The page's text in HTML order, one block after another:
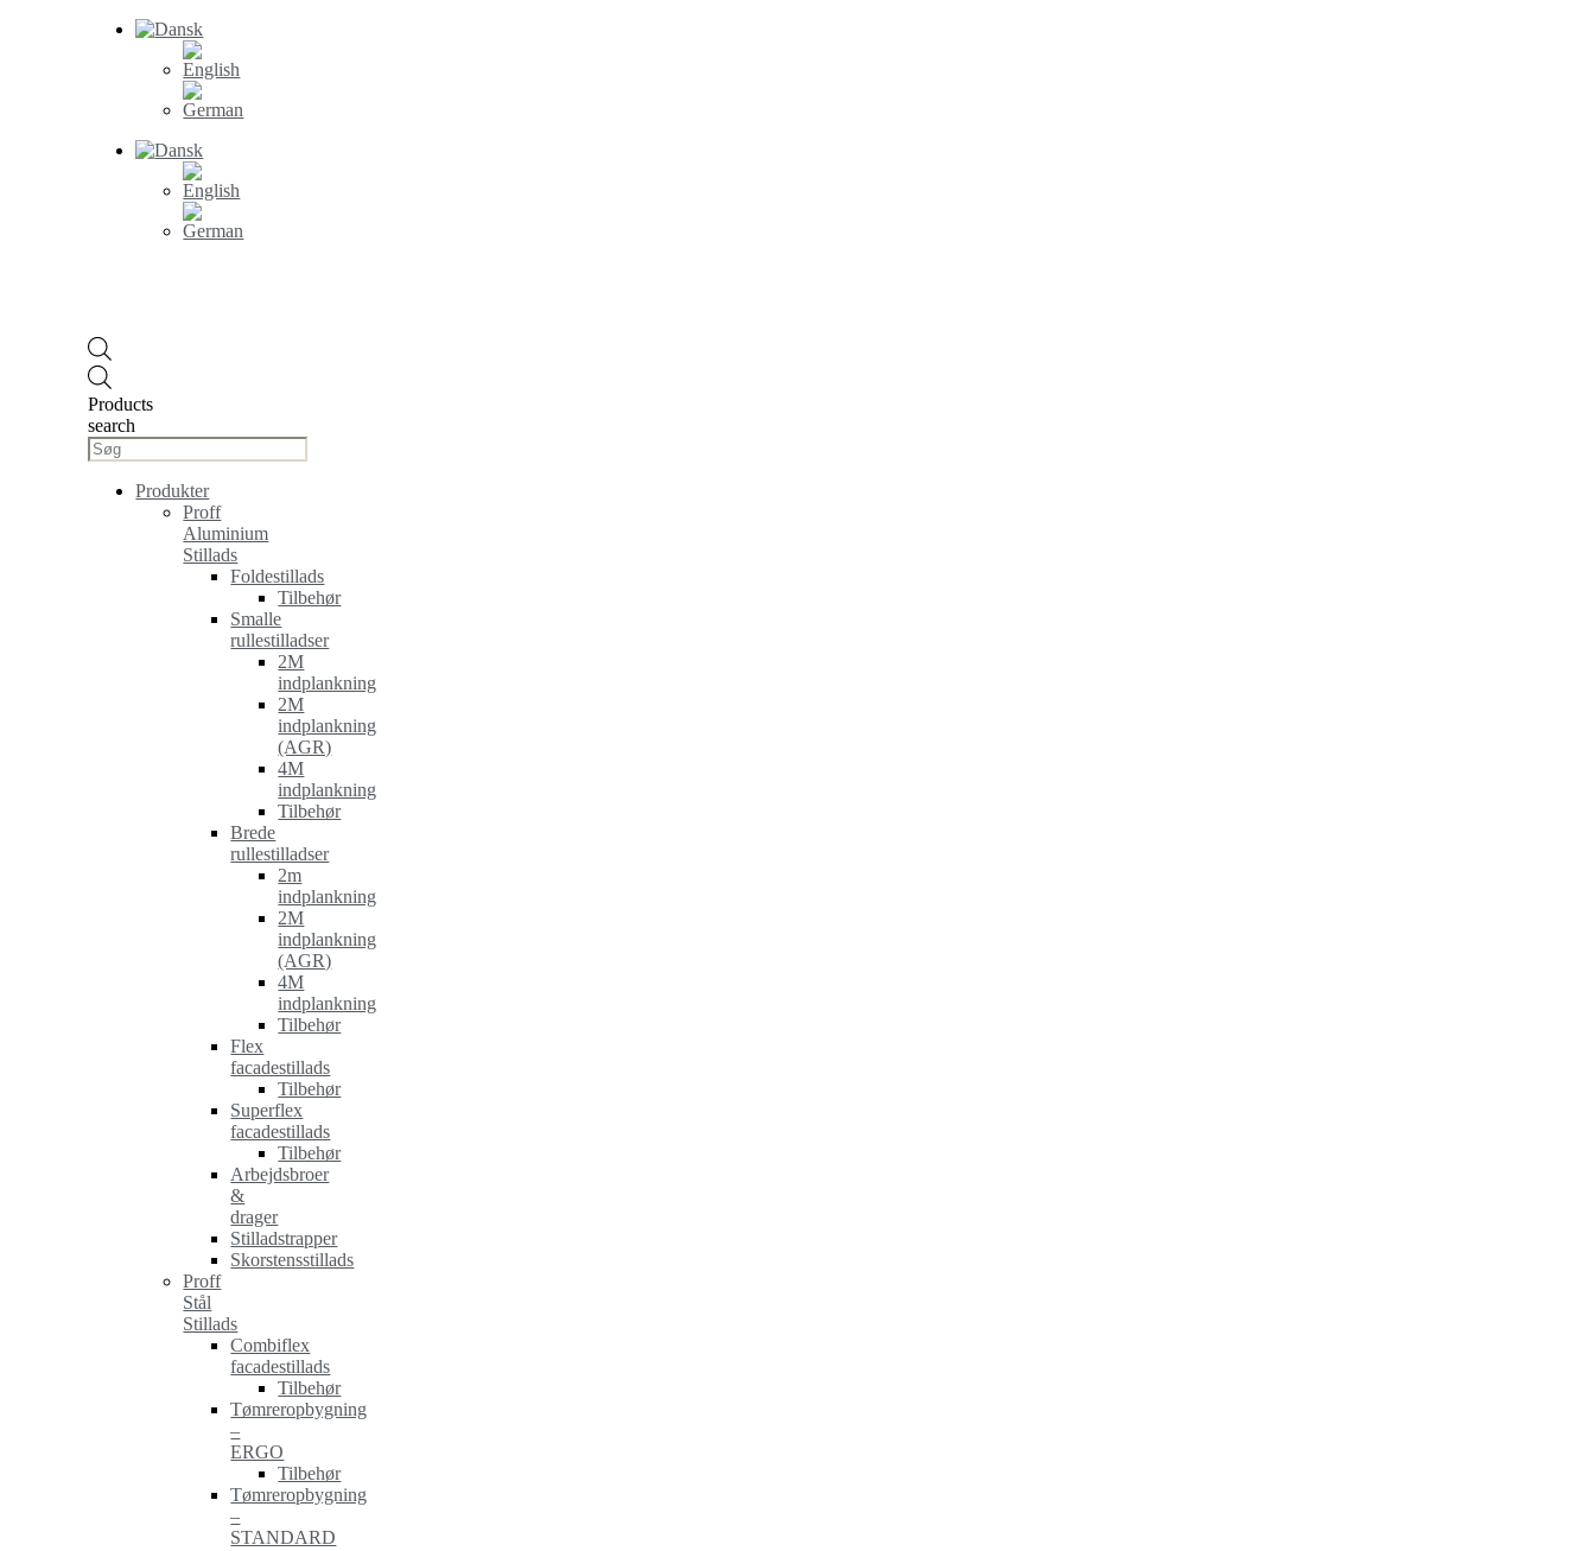
Products
search
Produkter
Proff
Aluminium
Stillads
Foldestillads
Tilbehør
Smalle
rullestilladser
2M
indplankning
2M
indplankning
(AGR)
4M
indplankning
Tilbehør
Brede
rullestilladser
2m
indplankning
2M
indplankning
(AGR)
4M
indplankning
Tilbehør
Flex
facadestillads
Tilbehør
Superflex
facadestillads
Tilbehør
Arbejdsbroer
&
drager
Stilladstrapper
Skorstensstillads
Proff
Stål
Stillads
Combiflex
facadestillads
Tilbehør
Tømreropbygning
–
ERGO
Tilbehør
Tømreropbygning
–
STANDARD